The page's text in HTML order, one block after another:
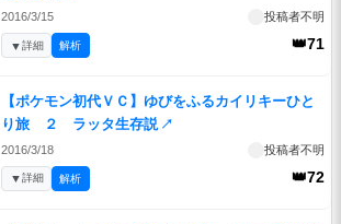
2016/3/15 投稿者不明
👑71
▼詳細 解析
【ポケモン初代ＶＣ】ゆびをふるカイリキーひと
り旅 ２ ラッタ生存説 ↗
2016/3/18 投稿者不明
👑72
▼詳細 解析